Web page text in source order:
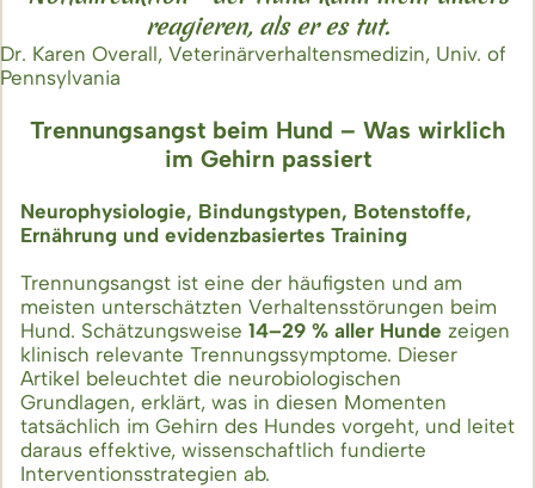
reagieren, als er es tut.
Dr. Karen Overall, Veterinärverhaltensmedizin, Univ. of
Pennsylvania
Trennungsangst beim Hund – Was wirklich
im Gehirn passiert
Neurophysiologie, Bindungstypen, Botenstoffe,
Ernährung und evidenzbasiertes Training
Trennungsangst ist eine der häufigsten und am
meisten unterschätzten Verhaltensstörungen beim
Hund. Schätzungsweise 14–29 % aller Hunde zeigen
klinisch relevante Trennungssymptome. Dieser
Artikel beleuchtet die neurobiologischen
Grundlagen, erklärt, was in diesen Momenten
tatsächlich im Gehirn des Hundes vorgeht, und leitet
daraus effektive, wissenschaftlich fundierte
Interventionsstrategien ab.